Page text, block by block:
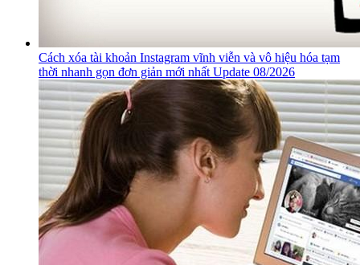
Cách xóa tài khoản Instagram vĩnh viễn và vô hiệu hóa tạm
thời nhanh gọn đơn giản mới nhất Update 08/2026